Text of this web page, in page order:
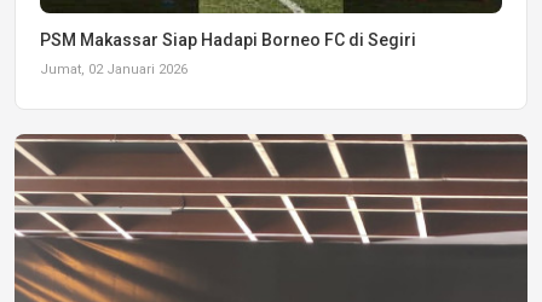
PSM Makassar Siap Hadapi Borneo FC di Segiri
Jumat, 02 Januari 2026